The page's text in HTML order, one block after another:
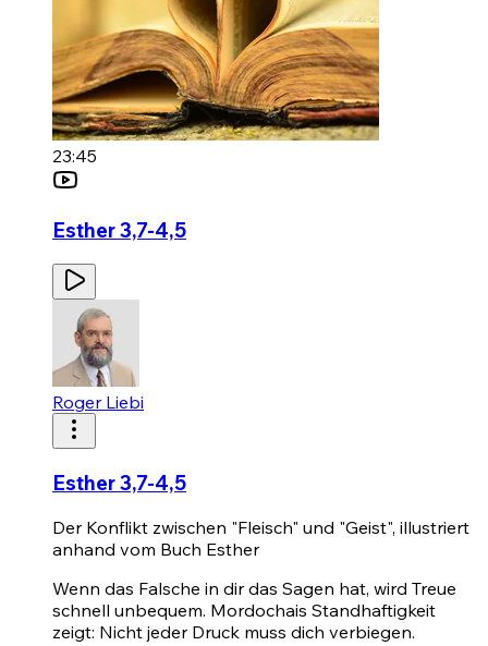
23:45
Esther 3,7-4,5
Roger Liebi
Esther 3,7-4,5
Der Konflikt zwischen "Fleisch" und "Geist", illustriert
anhand vom Buch Esther
Wenn das Falsche in dir das Sagen hat, wird Treue
schnell unbequem. Mordochais Standhaftigkeit
zeigt: Nicht jeder Druck muss dich verbiegen.